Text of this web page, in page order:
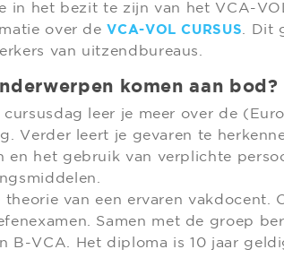
in het bezit te zijn van het VCA-
over de VCA-VOL CURSUS
. Dit
van uitzendbureaus.
komen aan bod?
cursusdag leer je meer over de
Verder leert je gevaren te
en het gebruik van verplichte
theorie van een ervaren vakdocent.
Samen met de groep
B-VCA. Het diploma is 10 jaar